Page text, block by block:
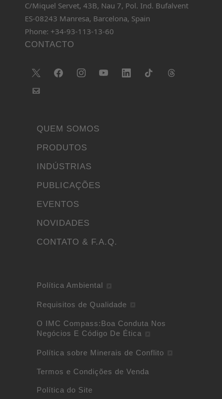
C/Miquel Servet, 43B, Nau 7, Pol. Ind. Bufalvent
ES-08243 Manresa, Barcelona, Spain
Phone: +34-93-113-13-60
CONTACTO
QUEM SOMOS
PRODUTOS
INDÚSTRIAS
PUBLICAÇÕES
EVENTOS
NOVIDADES
CONTATO & F.A.Q.
Política Ambiental
Requisitos de Qualidade
O IMC Compass:Boa Conduta Nos
Negócios E Código De Ética
Política sobre Minerais de Conflito
Termos e Condições de Venda
Política do Site